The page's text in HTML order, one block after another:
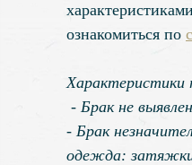
ознакомиться по
- Брак не выявлен
- Брак
одежда: